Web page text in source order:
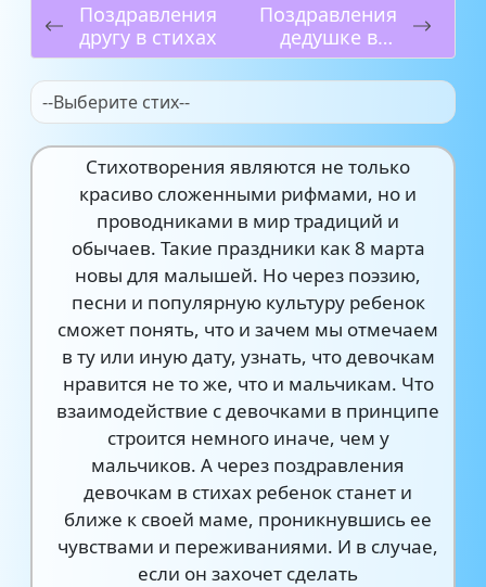
Поздравления
другу в стихах
Поздравления
дедушке в
стихах
--Выберите стих--
Стихотворения являются не только
красиво сложенными рифмами, но и
проводниками в мир традиций и
обычаев. Такие праздники как 8 марта
новы для малышей. Но через поэзию,
песни и популярную культуру ребенок
сможет понять, что и зачем мы отмечаем
в ту или иную дату, узнать, что девочкам
нравится не то же, что и мальчикам. Что
взаимодействие с девочками в принципе
строится немного иначе, чем у
мальчиков. А через поздравления
девочкам в стихах ребенок станет и
ближе к своей маме, проникнувшись ее
чувствами и переживаниями. И в случае,
если он захочет сделать